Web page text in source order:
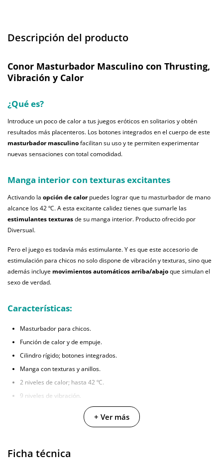
Descripción del producto
Conor Masturbador Masculino con Thrusting,
Vibración y Calor
¿Qué es?
Introduce un poco de calor a tus juegos eróticos en solitarios y obtén
resultados más placenteros. Los botones integrados en el cuerpo de este
masturbador masculinofacilitan su uso y te permiten experimentar
nuevas sensaciones con total comodidad.
Manga interior con texturas excitantes
Activando la opción de calorpuedes lograr que tu masturbador de mano
alcance los 42 ºC. A esta excitante calidez tienes que sumarle las
estimulantes texturasde su manga interior. Producto ofrecido por
Diversual.
Pero el juego es todavía más estimulante. Y es que este accesorio de
estimulación para chicos no solo dispone de vibración y texturas, sino que
además incluye movimientos automáticos arriba/abajoque simulan el
sexo de verdad.
Características:
Masturbador para chicos.
Función de calor y de empuje.
Cilindro rígido; botones integrados.
Manga con texturas y anillos.
2 niveles de calor; hasta 42 ºC.
9 niveles de vibración.
8 movimientos de empuje.
Dimensiones: 26,8 cm.
2 clientes han opinado sobre este producto
+ Ver más
Ficha técnica